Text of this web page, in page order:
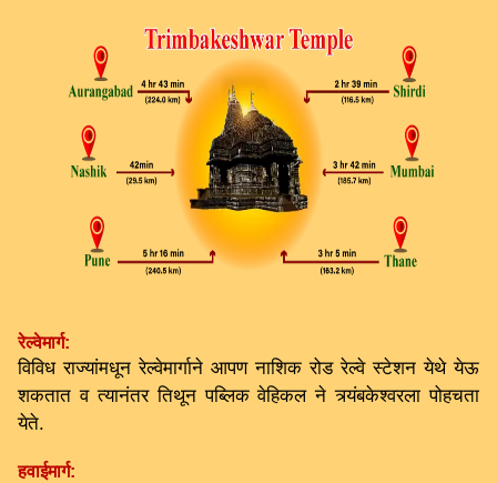
रेल्वेमार्ग:
विविध राज्यांमधून रेल्वेमार्गाने आपण नाशिक रोड रेल्वे स्टेशन येथे येऊ
शकतात व त्यानंतर तिथून पब्लिक वेहिकल ने त्र्यंबकेश्वरला पोहचता
येते.
हवाईमार्ग: